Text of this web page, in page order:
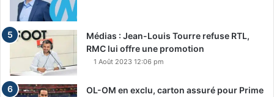
Médias : Jean-Louis Tourre refuse RTL,
RMC lui offre une promotion
1 Août 2023 12:06 pm
OL-OM en exclu, carton assuré pour Prime